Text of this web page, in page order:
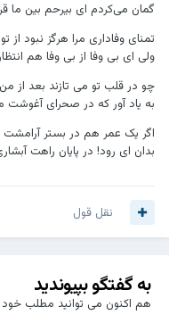
گمان می‌کردم ای بیرحم بین ما
تمنای وفاداری مرا هرگز نبود از تو
ولی ای بی وفا از بی وفا هم
چو در قلب تو می تازند بعد از من
به یاد آور که در صحرای آغوشت
اگر یک عمر هم در بستر آرامشت
بدان ای رود! در پایان راهت
نقل قول
به گفتگو بپیوندید
هم اکنون می توانید مطلب خود